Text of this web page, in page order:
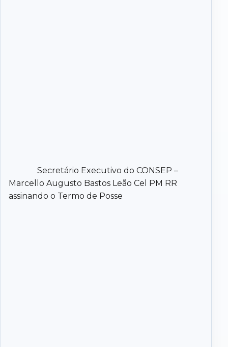
Secretário Executivo do CONSEP –
Marcello Augusto Bastos Leão Cel PM RR
assinando o Termo de Posse